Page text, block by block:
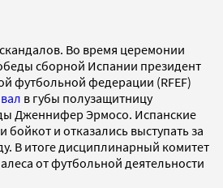
Во время церемонии
сборной Испании президент
футбольной федерации (RFEF)
в губы полузащитницу
Дженнифер Эрмосо. Испанские
и отказались выступать за
В итоге дисциплинарный комитет
от футбольной деятельности